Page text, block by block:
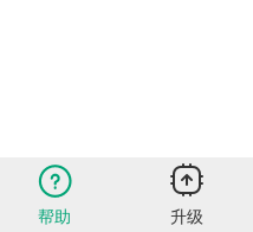
帮助 升级